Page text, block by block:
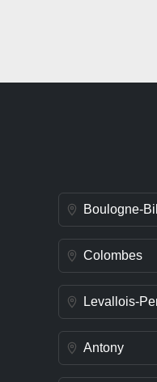
Boulogne-
Colombes
Levallois-
Antony